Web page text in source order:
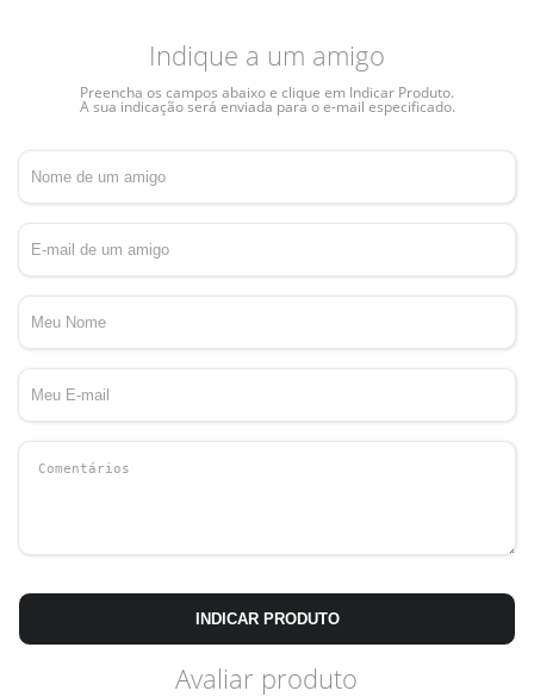
Indique a um amigo
Preencha os campos abaixo e clique em Indicar Produto.
A sua indicação será enviada para o e-mail especificado.
INDICAR PRODUTO
Avaliar produto